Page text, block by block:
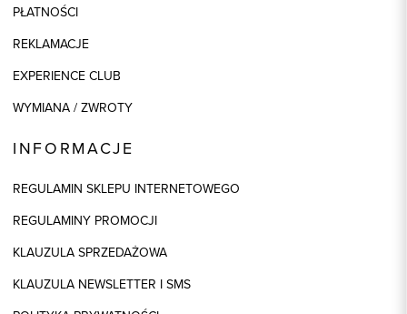
PŁATNOŚCI
REKLAMACJE
EXPERIENCE CLUB
WYMIANA / ZWROTY
INFORMACJE
REGULAMIN SKLEPU INTERNETOWEGO
REGULAMINY PROMOCJI
KLAUZULA SPRZEDAŻOWA
KLAUZULA NEWSLETTER I SMS